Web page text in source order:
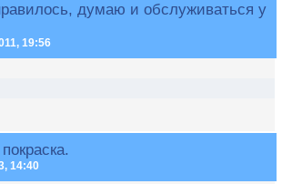
думаю и обслуживаться у
19:56
14:40